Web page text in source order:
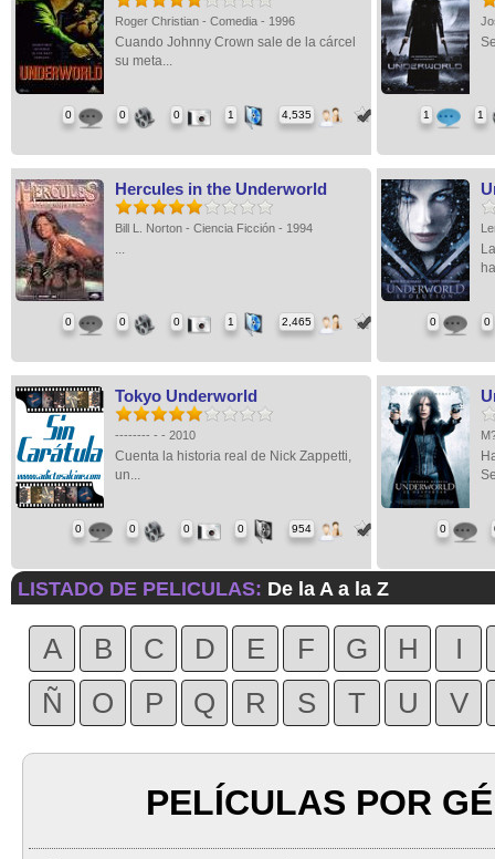
Roger Christian - Comedia - 1996
Cuando Johnny Crown sale de la cárcel
su meta...
0 0 0 1 4,535 1 1
Hercules in the Underworld
Bill L. Norton - Ciencia Ficción - 1994
...
0 0 0 1 2,465 0 0
Tokyo Underworld
-------- - - 2010
Cuenta la historia real de Nick Zappetti,
un...
0 0 0 0 954 0
LISTADO DE PELICULAS: De la A a la Z
A B C D E F G H
I
Ñ
O P Q R S T U V
PELÍCULAS POR